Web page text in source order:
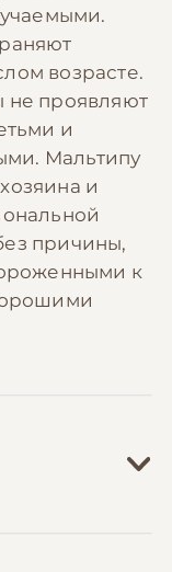
возрасте.
не проявляют
и
Мальтипу
и
причины,
к